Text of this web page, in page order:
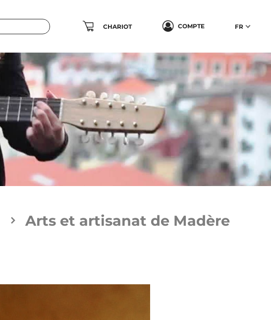
CHARIOT COMPTE FR
Arts et artisanat de Madère